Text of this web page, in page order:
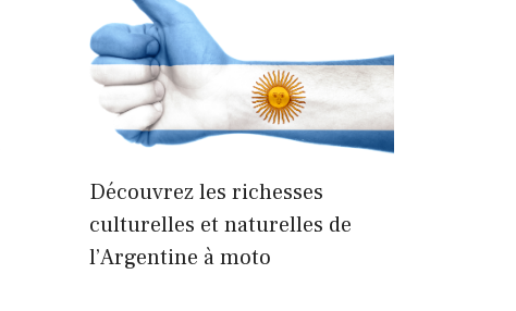
Découvrez les richesses
culturelles et naturelles de
l’Argentine à moto